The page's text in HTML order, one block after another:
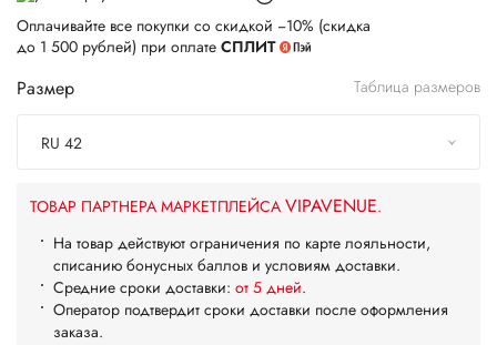
Оплачивайте все покупки со скидкой −10% (скидка
до 1 500 рублей) при оплате СПЛИТ
Размер Таблица размеров
RU 42
ТОВАР ПАРТНЕРА МАРКЕТПЛЕЙСА VIPAVENUE.
На товар действуют ограничения по карте лояльности,
списанию бонусных баллов и условиям доставки.
Средние сроки доставки: от 5 дней.
Оператор подтвердит сроки доставки после оформления
заказа.